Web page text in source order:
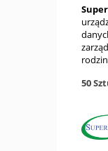
50